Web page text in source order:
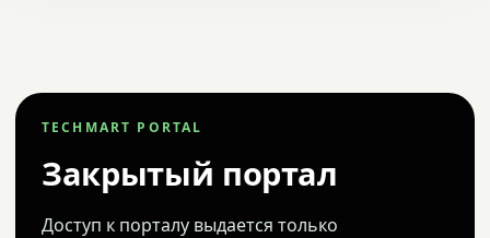
TECHMART PORTAL
Закрытый портал
Доступ к порталу выдается только